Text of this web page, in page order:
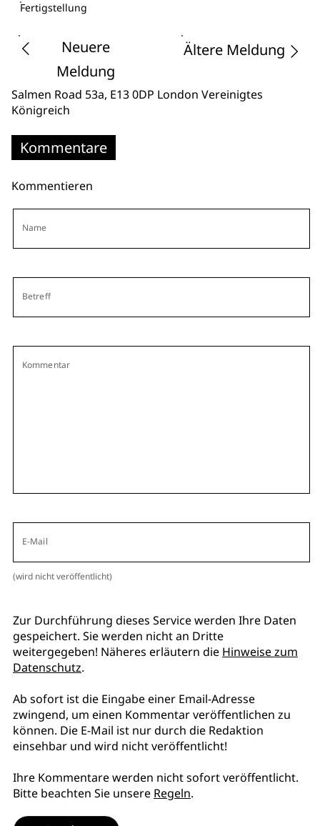
Fertigstellung
Neuere
Meldung
Ältere Meldung
Salmen Road 53a, E13 0DP London Vereinigtes
Königreich
Kommentare
Kommentieren
Name
Betreff
Kommentar
E-Mail
(wird nicht veröffentlicht)
Zur Durchführung dieses Service werden Ihre Daten
gespeichert. Sie werden nicht an Dritte
weitergegeben! Näheres erläutern die Hinweise zum
Datenschutz.
Ab sofort ist die Eingabe einer Email-Adresse
zwingend, um einen Kommentar veröffentlichen zu
können. Die E-Mail ist nur durch die Redaktion
einsehbar und wird nicht veröffentlicht!
Ihre Kommentare werden nicht sofort veröffentlicht.
Bitte beachten Sie unsere Regeln.